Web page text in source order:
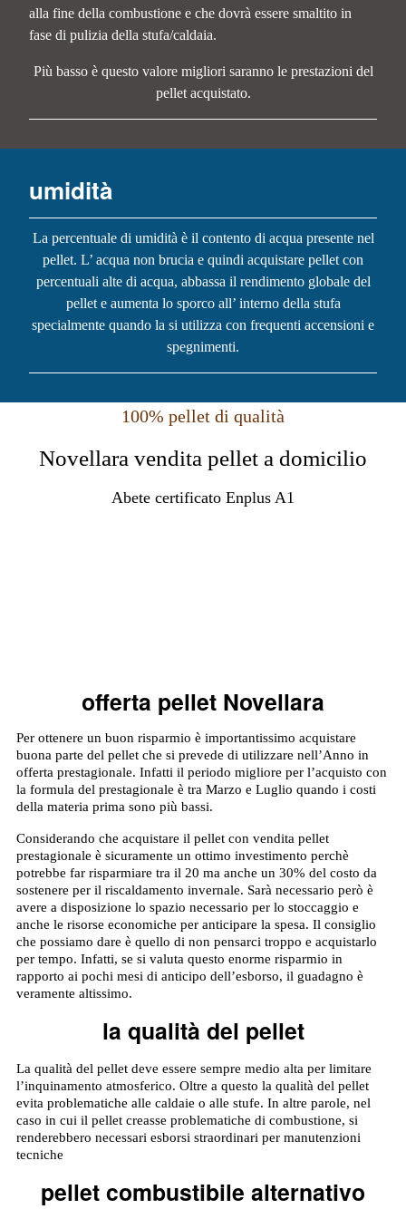
alla fine della combustione e che dovrà essere smaltito in
fase di pulizia della stufa/caldaia.
Più basso è questo valore migliori saranno le prestazioni del
pellet acquistato.
umidità
La percentuale di umidità è il contento di acqua presente nel
pellet. L’ acqua non brucia e quindi acquistare pellet con
percentuali alte di acqua, abbassa il rendimento globale del
pellet e aumenta lo sporco all’ interno della stufa
specialmente quando la si utilizza con frequenti accensioni e
spegnimenti.
100% pellet di qualità
Novellara vendita pellet a domicilio
Abete certificato Enplus A1
offerta pellet Novellara
Per ottenere un buon risparmio è importantissimo acquistare
buona parte del pellet che si prevede di utilizzare nell’Anno in
offerta prestagionale. Infatti il periodo migliore per l’acquisto con
la formula del prestagionale è tra Marzo e Luglio quando i costi
della materia prima sono più bassi.
Considerando che acquistare il pellet con vendita pellet
prestagionale è sicuramente un ottimo investimento perchè
potrebbe far risparmiare tra il 20 ma anche un 30% del costo da
sostenere per il riscaldamento invernale. Sarà necessario però è
avere a disposizione lo spazio necessario per lo stoccaggio e
anche le risorse economiche per anticipare la spesa. Il consiglio
che possiamo dare è quello di non pensarci troppo e acquistarlo
per tempo. Infatti, se si valuta questo enorme risparmio in
rapporto ai pochi mesi di anticipo dell’esborso, il guadagno è
veramente altissimo.
la qualità del pellet
La qualità del pellet deve essere sempre medio alta per limitare
l’inquinamento atmosferico. Oltre a questo la qualità del pellet
evita problematiche alle caldaie o alle stufe. In altre parole, nel
caso in cui il pellet creasse problematiche di combustione, si
renderebbero necessari esborsi straordinari per manutenzioni
tecniche
pellet combustibile alternativo